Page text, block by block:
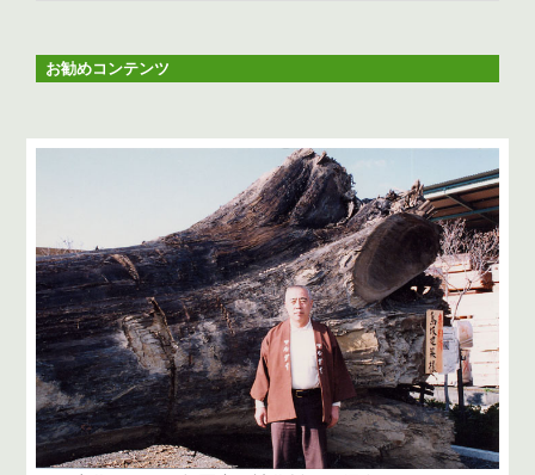
お勧めコンテンツ